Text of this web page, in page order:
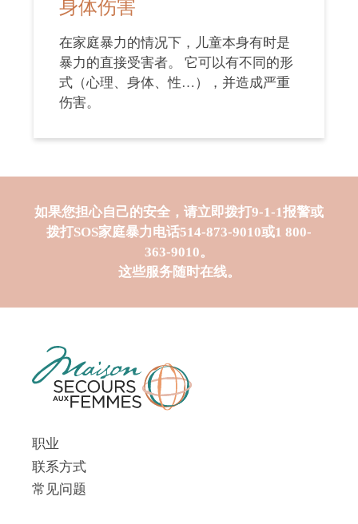
身体伤害
在家庭暴力的情况下，儿童本身有时是
暴力的直接受害者。 它可以有不同的形
式（心理、身体、性…），并造成严重
伤害。
如果您担心自己的安全，请立即拨打9-1-1报警或
拨打SOS家庭暴力电话514-873-9010或1 800-
363-9010。
这些服务随时在线。
职业
联系方式
常见问题